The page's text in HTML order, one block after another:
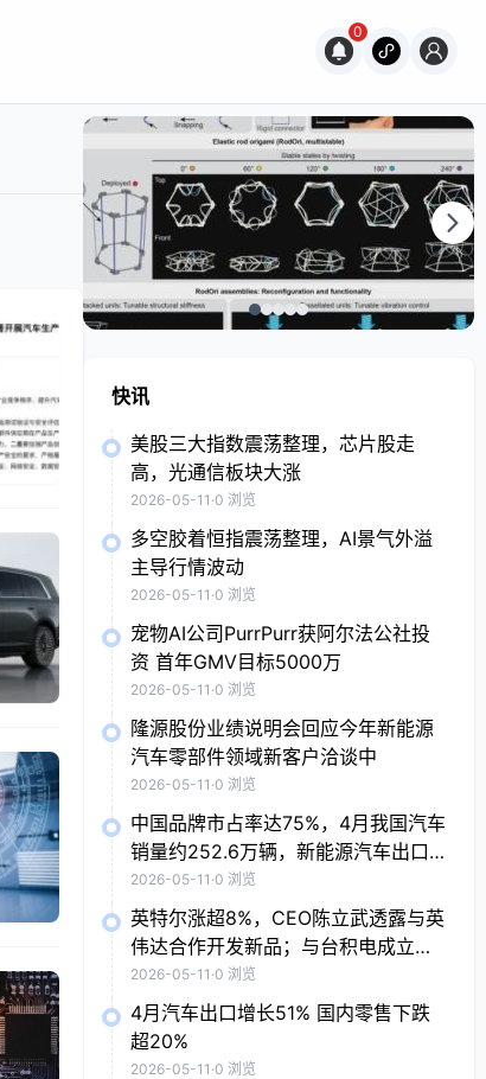
0
快讯
美股三大指数震荡整理，芯片股走
高，光通信板块大涨
2026-05-11 ·0 浏览
多空胶着恒指震荡整理，AI景气外溢
主导行情波动
2026-05-11 ·0 浏览
宠物AI公司PurrPurr获阿尔法公社投
资 首年GMV目标5000万
2026-05-11 ·0 浏览
隆源股份业绩说明会回应今年新能源
汽车零部件领域新客户洽谈中
2026-05-11 ·0 浏览
中国品牌市占率达75%，4月我国汽车
销量约252.6万辆，新能源汽车出口
贡献度近五成
2026-05-11 ·0 浏览
英特尔涨超8%，CEO陈立武透露与英
伟达合作开发新品；与台积电成立芯
片企业，索尼涨近7%；抗病毒概念股
普涨，Moderna涨7.9%
2026-05-11 ·0 浏览
4月汽车出口增长51% 国内零售下跌
超20%
2026-05-11 ·0 浏览